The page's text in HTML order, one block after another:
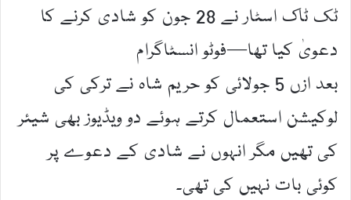
ٹک ٹاک اسٹار نے 28 جون کو شادی کرنے کا
دعویٰ کیا تھا—فوٹو انسٹاگرام
بعد ازں 5 جولائی کو حریم شاہ نے ترکی کی
لوکیشن استعمال کرتے ہوئے دو ویڈیوز بھی شیئر
کی تھیں مگر انہوں نے شادی کے دعوے پر
کوئی بات نہیں کی تھی۔